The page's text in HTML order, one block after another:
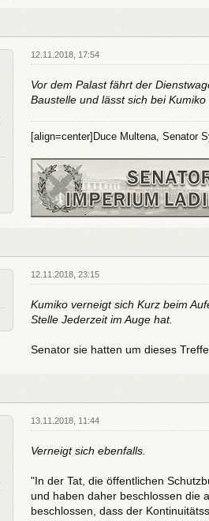
12.11.2018, 17:54
Vor dem Palast fährt der
Baustelle und lässt sich bei Kumiko
[align=center]Duce Multena, Senator
12.11.2018, 23:15
Kumiko verneigt sich Kurz beim
Stelle Jederzeit im Auge hat.
Senator sie hatten um dieses
13.11.2018, 11:44
Verneigt sich ebenfalls.
"In der Tat, die öffentlichen
und haben daher beschlossen die
beschlossen, dass der